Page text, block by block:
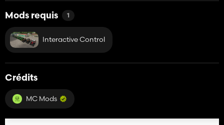
Mods requis 1
Interactive Control
Crédits
MC Mods